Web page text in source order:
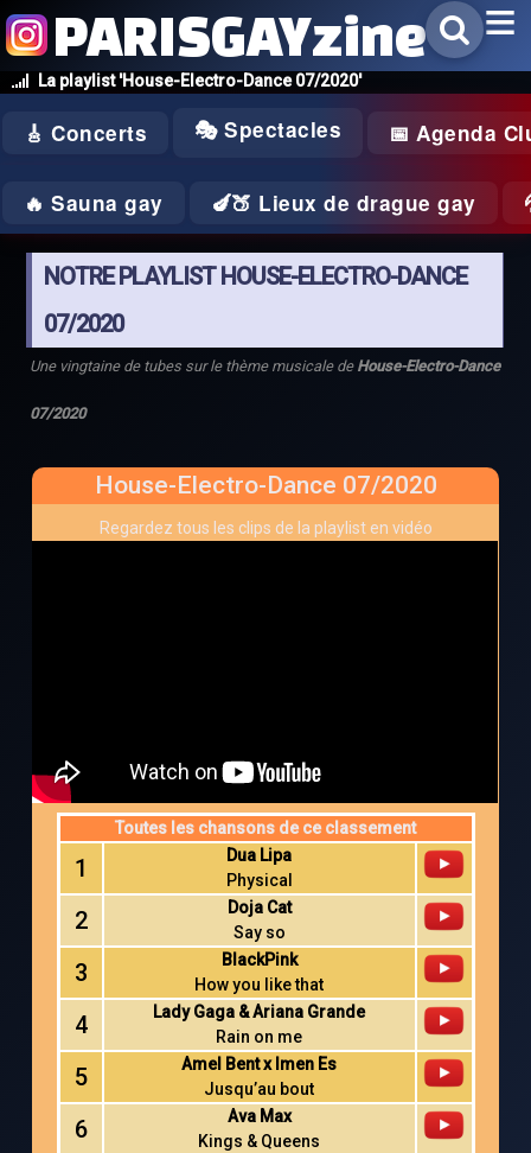
La playlist 'House-Electro-Dance 07/2020'
PARISGAYzine
🎸 Concerts 🎭 Spectacles 📅 Agenda
🔥 Sauna gay 🍆🍑 Lieux de drague gay
NOTRE PLAYLIST HOUSE-ELECTRO-DANCE
07/2020
Une vingtaine de tubes sur le thème musicale de House-Electro-Dance
07/2020
House-Electro-Dance 07/2020
Regardez tous les clips de la playlist en vidéo
Toutes les chansons de ce classement
1
Dua Lipa
Physical
2
Doja Cat
Say so
3
BlackPink
How you like that
4
Lady Gaga & Ariana Grande
Rain on me
5
Amel Bent x Imen Es
Jusqu’au bout
6
Ava Max
Kings & Queens